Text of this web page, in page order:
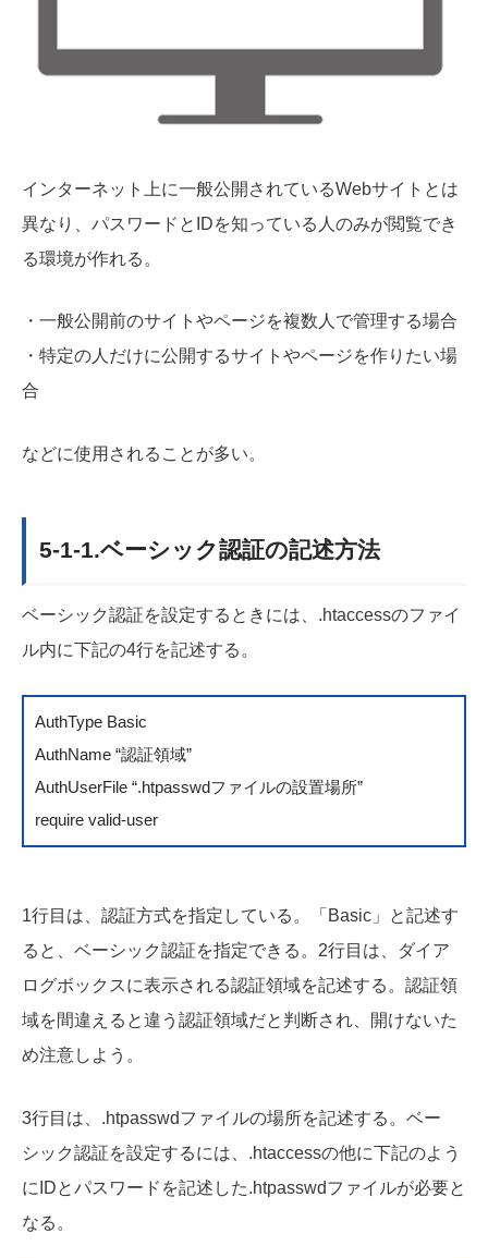
インターネット上に一般公開されているWebサイトとは
異なり、パスワードとIDを知っている人のみが閲覧でき
る環境が作れる。
・一般公開前のサイトやページを複数人で管理する場合
・特定の人だけに公開するサイトやページを作りたい場
合
などに使用されることが多い。
5-1-1.ベーシック認証の記述方法
ベーシック認証を設定するときには、.htaccessのファイ
ル内に下記の4行を記述する。
AuthType Basic
AuthName “認証領域”
AuthUserFile “.htpasswdファイルの設置場所”
require valid-user
1行目は、認証方式を指定している。「Basic」と記述す
ると、ベーシック認証を指定できる。2行目は、ダイア
ログボックスに表示される認証領域を記述する。認証領
域を間違えると違う認証領域だと判断され、開けないた
め注意しよう。
3行目は、.htpasswdファイルの場所を記述する。ベー
シック認証を設定するには、.htaccessの他に下記のよう
にIDとパスワードを記述した.htpasswdファイルが必要と
なる。